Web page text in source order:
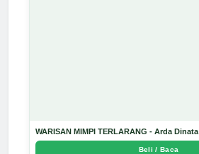
WARISAN MIMPI TERLARANG - Arda Dinata
Beli / Baca